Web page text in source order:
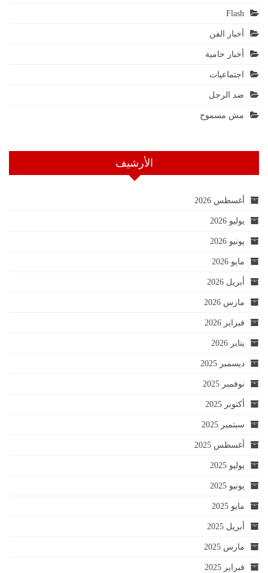
Flash
أخبار الفن
أخبار حامية
اجتماعيات
ضد الرجل
مش مسموح
الأرشيف
أغسطس 2026
يوليو 2026
يونيو 2026
مايو 2026
أبريل 2026
مارس 2026
فبراير 2026
يناير 2026
ديسمبر 2025
نوفمبر 2025
أكتوبر 2025
سبتمبر 2025
أغسطس 2025
يوليو 2025
يونيو 2025
مايو 2025
أبريل 2025
مارس 2025
فبراير 2025